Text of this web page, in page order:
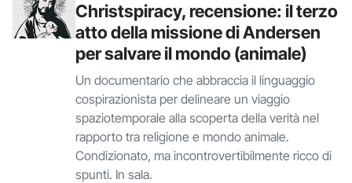
Christspiracy, recensione: il terzo
atto della missione di Andersen
per salvare il mondo (animale)
Un documentario che abbraccia il linguaggio
cospirazionista per delineare un viaggio
spaziotemporale alla scoperta della verità nel
rapporto tra religione e mondo animale.
Condizionato, ma incontrovertibilmente ricco di
spunti. In sala.